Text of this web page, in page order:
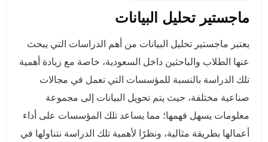
ماجستير تحليل البيانات
يعتبر ماجستير تحليل البيانات من أهم الدراسات التي يبحث
عنها الطلاب والباحثين داخل السعودية، خاصة مع زيادة أهمية
تلك الدراسة بالنسبة للمؤسسات التي تعمل في مجالات
صناعية مختلفة، حيث يتم تحويل البيانات إلى مجموعة
معلومات يسهل فهمها؛ مما يساعد تلك المؤسسات على أداء
أعمالها بطريقة مثالية، ونظرًا لأهمية تلك الدراسة نتناولها في